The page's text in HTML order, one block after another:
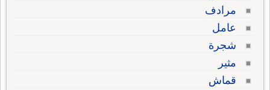
مرادف
عامل
شجرة
مثير
قماش